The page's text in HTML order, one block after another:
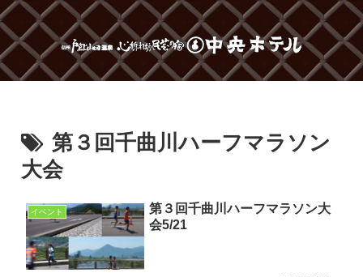
第３回千曲川ハーフマラソン
大会
イベント
第３回千曲川ハーフマラソン大
会5/21